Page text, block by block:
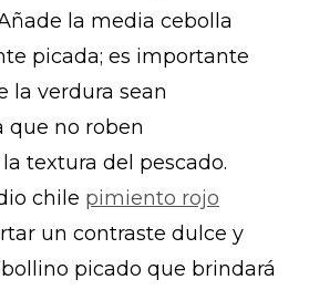
la media cebolla
picada; es importante
la verdura sean
que no roben
textura del pescado.
chile pimiento rojo
un contraste dulce y
picado que brindará